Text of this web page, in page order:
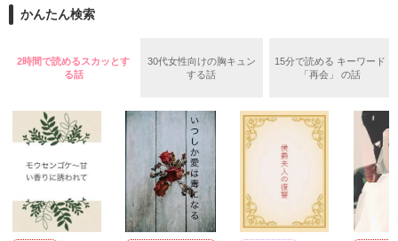
2026.6.5～2026.7.25
＊以前、公開していた話の改稿版です＊
作品を読む
めた、同期で恋人の石垣守（26）がいるのだが、後輩の姫原由
いた。
守と由羅から『便利屋雛子』と馬鹿にされ、一人こっそり泣い
た上、同居まで提案してきて──？
鷹哉『宜しくな、俺の雛子』🦅
雛子『俺の……ひぃ、雛子？！！！』🐥
シゴデキで冷徹な上司が見せる素顔は、なぜか想像以上に甘く
て……🐥💓🦅
かんたん検索
2時間で読めるスカッとす
る話
30代女性向けの胸キュン
する話
15分で読める キーワード
「再会」 の話